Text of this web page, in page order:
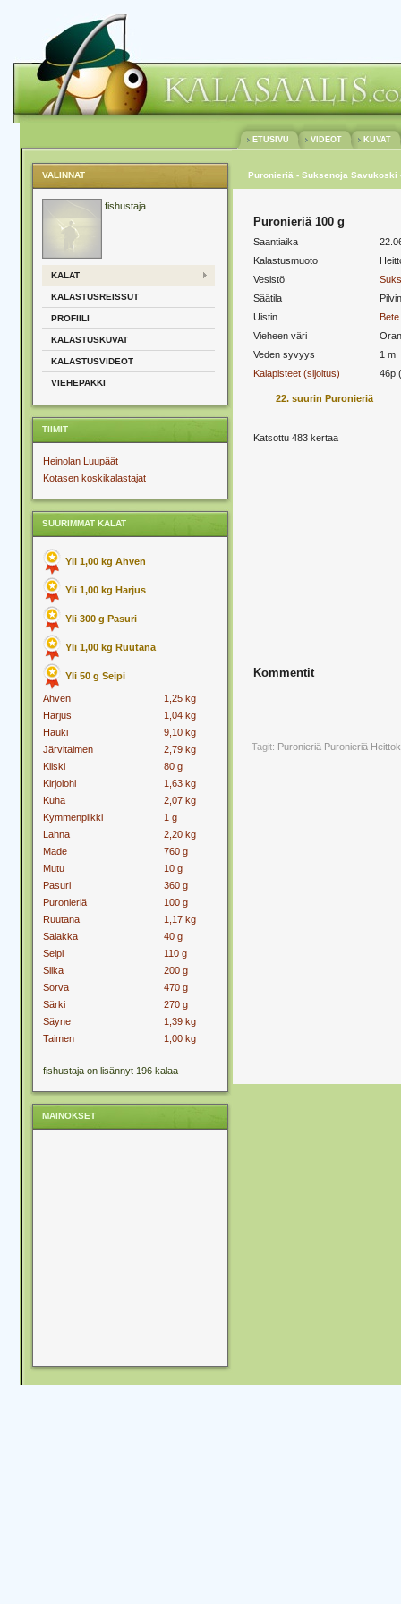
ETUSIVU VIDEOT KUVAT
VALINNAT
fishustaja
KALAT
KALASTUSREISSUT
PROFIILI
KALASTUSKUVAT
KALASTUSVIDEOT
VIEHEPAKKI
TIIMIT
Heinolan Luupäät
Kotasen koskikalastajat
SUURIMMAT KALAT
Yli 1,00 kg Ahven
Yli 1,00 kg Harjus
Yli 300 g Pasuri
Yli 1,00 kg Ruutana
Yli 50 g Seipi
Ahven
1,25 kg
Harjus
1,04 kg
Hauki
9,10 kg
Järvitaimen
2,79 kg
Kiiski
80 g
Kirjolohi
1,63 kg
Kuha
2,07 kg
Kymmenpiikki
1 g
Lahna
2,20 kg
Made
760 g
Mutu
10 g
Pasuri
360 g
Puronieriä
100 g
Ruutana
1,17 kg
Salakka
40 g
Seipi
110 g
Siika
200 g
Sorva
470 g
Särki
270 g
Säyne
1,39 kg
Taimen
1,00 kg
fishustaja on lisännyt 196 kalaa
MAINOKSET
Puronieriä - Suksenoja Savukoski
Puronieriä 100 g
Saantiaika
Kalastusmuoto
Vesistö
Säätila
Uistin
Bete
Vieheen väri
Veden syvyys
1 m
Kalapisteet (sijoitus)
46p
22. suurin Puronieriä
Katsottu 483 kertaa
Kommentit
Tagit: Puronieriä Puronieriä